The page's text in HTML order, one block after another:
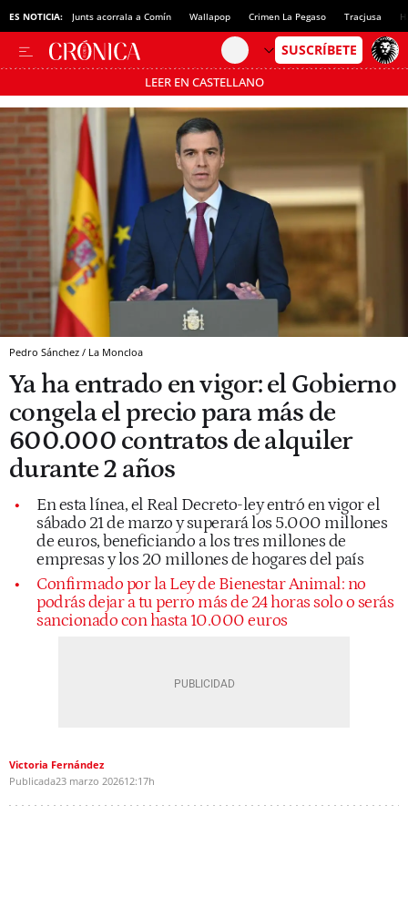
ES NOTICIA: Junts acorrala a Comín Wallapop Crimen La Pegaso Tracjusa
LEER EN CASTELLANO
Pásate al MODO AHORRO
Pedro Sánchez / La Moncloa
Ya ha entrado en vigor: el Gobierno
congela el precio para más de
600.000 contratos de alquiler
durante 2 años
En esta línea, el Real Decreto-ley entró en vigor el
sábado 21 de marzo y superará los 5.000 millones
de euros, beneficiando a los tres millones de
empresas y los 20 millones de hogares del país
Confirmado por la Ley de Bienestar Animal: no
podrás dejar a tu perro más de 24 horas solo o serás
sancionado con hasta 10.000 euros
Victoria Fernández
Publicada23 marzo 202612:17h